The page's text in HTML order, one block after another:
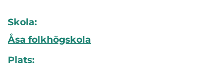
Skola:
Åsa folkhögskola
Plats: